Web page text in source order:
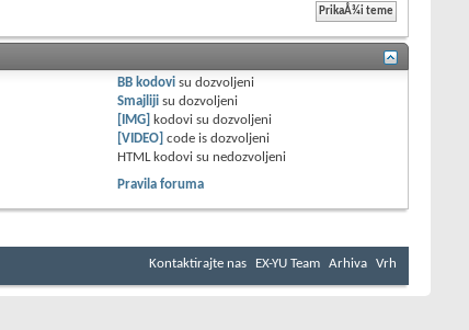
BB kodovi sudozvoljeni
Smajliji sudozvoljeni
[IMG] kodovi sudozvoljeni
[VIDEO] code isdozvoljeni
HTML kodovi su nedozvoljeni
Pravila foruma
Kontaktirajte nas EX-YU Team Arhiva Vrh